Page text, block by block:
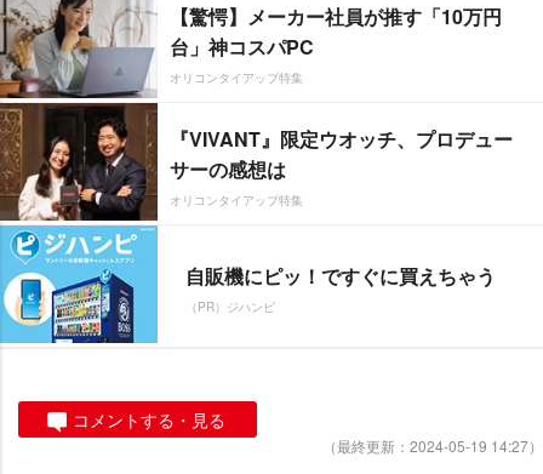
【驚愕】メーカー社員が推す「10万円
台」神コスパPC
オリコンタイアップ特集
『VIVANT』限定ウオッチ、プロデュー
サーの感想は
オリコンタイアップ特集
自販機にピッ！ですぐに買えちゃう
（PR）ジハンピ
コメントする・見る
（最終更新：2024-05-19 14:27）